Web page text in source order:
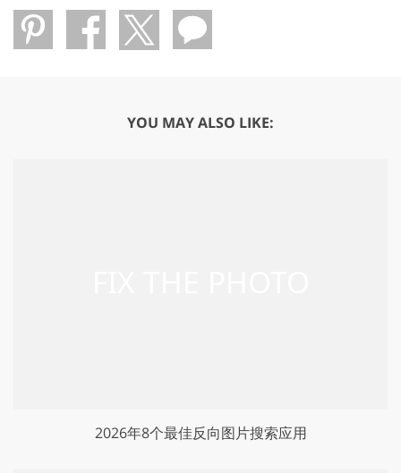
YOU MAY ALSO LIKE:
2026年8个最佳反向图片搜索应用